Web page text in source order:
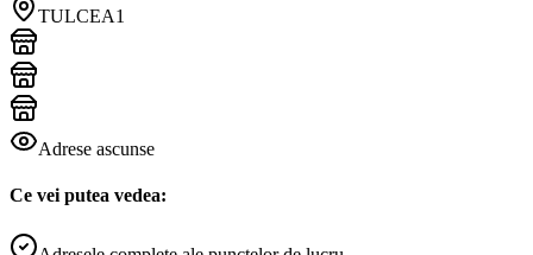
TULCEA1
Adrese ascunse
Ce vei putea vedea: